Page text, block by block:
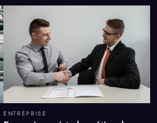
ENTREPRISE